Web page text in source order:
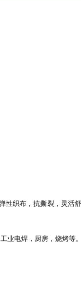
性织布，抗撕裂，灵活
业电焊，厨房，烧烤等。